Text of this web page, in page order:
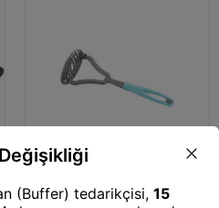
Patates Dinlendiriciler
Pls Patates Ezme-24930